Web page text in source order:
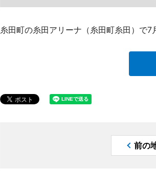
糸田町の糸田アリーナ（糸田町糸田）で
前の